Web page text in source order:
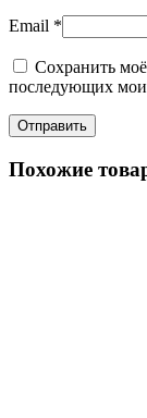
Email *
Сохранить
последующих
Похожие